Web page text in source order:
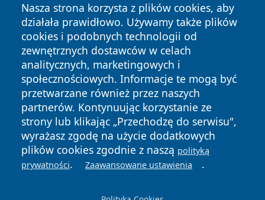
Nasza strona korzysta z plików cookies, aby
działała prawidłowo. Używamy także plików
cookies i podobnych technologii od
zewnętrznych dostawców w celach
analitycznych, marketingowych i
społecznościowych. Informacje te mogą być
przetwarzane również przez naszych
partnerów. Kontynuując korzystanie ze
strony lub klikając „Przechodzę do serwisu",
wyrażasz zgodę na użycie dodatkowych
plików cookies zgodnie z naszą polityką
prywatności. Zaawansowane ustawienia .
Copyright © 2026 wiadomosciolsztyn.pl Wszystkie prawa
zastrzeżone.
News Autorzy
Polityka
Prywatności
Polityka
Cookies